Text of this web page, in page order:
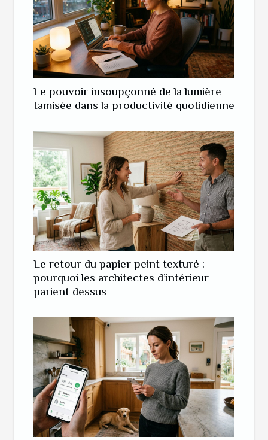
Le pouvoir insoupçonné de la lumière
tamisée dans la productivité quotidienne
Le retour du papier peint texturé :
pourquoi les architectes d’intérieur
parient dessus